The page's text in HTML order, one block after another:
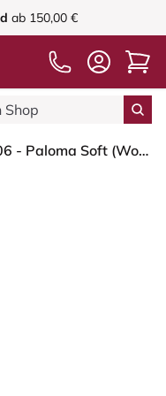
ab 150,00 €
HÅG Capisco 8106 - Paloma Soft (Wollsdorf) - Semi-Anilinleder - ATG55206 - Grey - Blush Rose - 200 mm (Sitzhöhe 46-64cm) - Weiche Rollen für harte Böden